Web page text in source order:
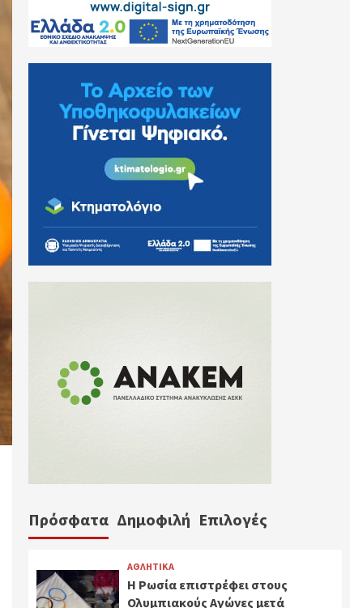
Πρόσφατα Δημοφιλή Επιλογές
ΑΘΛΗΤΙΚΑ
Η Ρωσία επιστρέφει στους
Ολυμπιακούς Αγώνες μετά